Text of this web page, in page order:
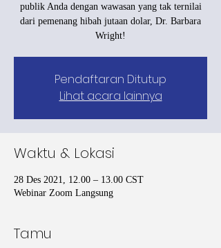
publik Anda dengan wawasan yang tak ternilai
dari pemenang hibah jutaan dolar, Dr. Barbara
Wright!
Pendaftaran Ditutup
Lihat acara lainnya
Waktu & Lokasi
28 Des 2021, 12.00 – 13.00 CST
Webinar Zoom Langsung
Tamu